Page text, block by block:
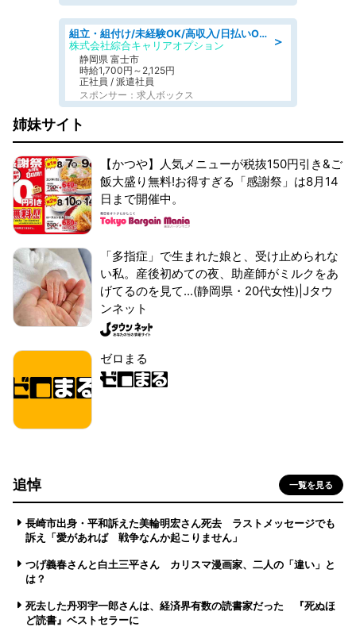
＞
組立・組付け/未経験OK/高収入/日払いOK/交替制/20・30・40代活躍中
株式会社綜合キャリアオプション
静岡県 富士市
時給1,700円～2,125円
正社員 / 派遣社員
スポンサー：求人ボックス
姉妹サイト
【かつや】人気メニューが税抜150円引き&ご
飯大盛り無料!お得すぎる「感謝祭」は8月14
日まで開催中。
「多指症」で生まれた娘と、受け止められな
い私。産後初めての夜、助産師がミルクをあ
げてるのを見て...(静岡県・20代女性)|Jタウ
ンネット
ゼロまる
追悼 一覧を見る
長崎市出身・平和訴えた美輪明宏さん死去 ラストメッセージでも
訴え「愛があれば 戦争なんか起こりません」
つげ義春さんと白土三平さん カリスマ漫画家、二人の「違い」と
は？
死去した丹羽宇一郎さんは、経済界有数の読書家だった 『死ぬほ
ど読書』ベストセラーに